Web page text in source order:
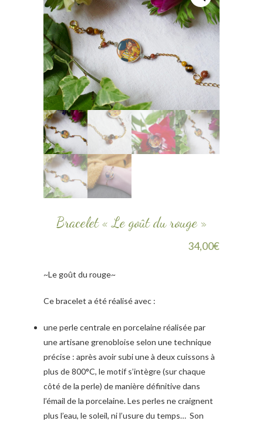
Bracelet « Le goût du rouge »
34,00€
~Le goût du rouge~
Ce bracelet a été réalisé avec :
une perle centrale en porcelaine réalisée par
une artisane grenobloise selon une technique
précise : après avoir subi une à deux cuissons à
plus de 800°C, le motif s’intègre (sur chaque
côté de la perle) de manière définitive dans
l’émail de la porcelaine. Les perles ne craignent
plus l’eau, le soleil, ni l’usure du temps… Son